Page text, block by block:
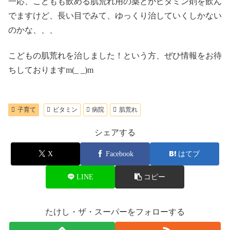
でますけど、長い目でみて、ゆっくり治していくしかない
のかな、、、
こどもの肌荒れを治しました！という方、ぜひ情報をお待
ちしておりますm(_ _)m
子育て ビタミン 病院 肌荒れ
シェアする
X Facebook はてブ
LINE コピー
たけし・ザ・スーパーをフォローする